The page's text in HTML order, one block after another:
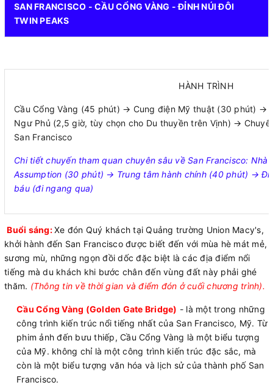
SAN FRANCISCO - CẦU CỔNG VÀNG - ĐỈNH NÚI ĐÔI
TWIN PEAKS
HÀNH TRÌNH
Cầu Cổng Vàng (45 phút) → Cung điện Mỹ thuật (30 phút) →
Ngư Phủ (2,5 giờ, tùy chọn cho Du thuyền trên Vịnh) →
San Francisco
Chi tiết chuyến tham quan chuyên sâu về San Francisco: Nhà
Assumption (30 phút) → Trung tâm hành chính (40 phút) →
báu (đi ngang qua)
Buổi sáng:Xe đón Quý khách tại Quảng trường Union Macy's,
khởi hành đến San Francisco được biết đến với mùa hè mát mẻ,
sương mù, những ngọn đồi dốc đặc biệt là các địa điểm nổi
tiếng mà du khách khi bước chân đến vùng đất này phải ghé
thăm. (Thông tin về thời gian và điểm đón ở cuối chương trình).
Cầu Cổng Vàng (Golden Gate Bridge) - là một trong những
công trình kiến trúc nổi tiếng nhất của San Francisco, Mỹ. Từ
phim ảnh đến bưu thiếp, Cầu Cổng Vàng là một biểu tượng
của Mỹ. không chỉ là một công trình kiến trúc đặc sắc, mà
còn là một biểu tượng văn hóa và lịch sử của thành phố San
Francisco.